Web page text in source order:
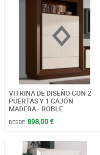
VITRINA DE DISEÑO CON 2
PUERTAS Y 1 CAJÓN
MADERA - ROBLE
DESDE 898,00 €